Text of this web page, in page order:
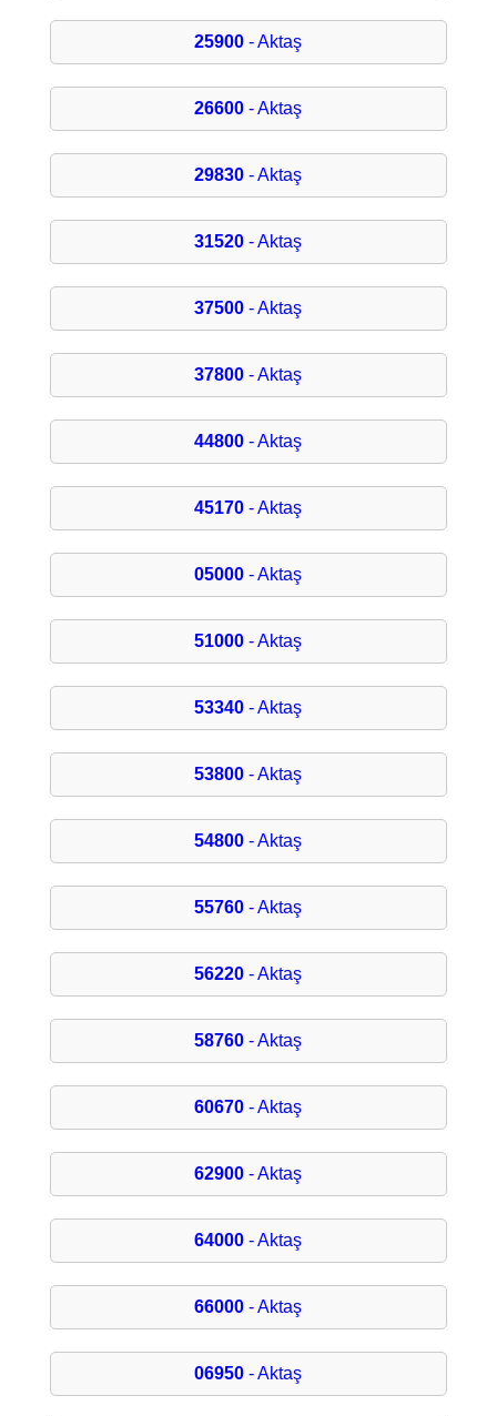
25900 - Aktaş
26600 - Aktaş
29830 - Aktaş
31520 - Aktaş
37500 - Aktaş
37800 - Aktaş
44800 - Aktaş
45170 - Aktaş
05000 - Aktaş
51000 - Aktaş
53340 - Aktaş
53800 - Aktaş
54800 - Aktaş
55760 - Aktaş
56220 - Aktaş
58760 - Aktaş
60670 - Aktaş
62900 - Aktaş
64000 - Aktaş
66000 - Aktaş
06950 - Aktaş